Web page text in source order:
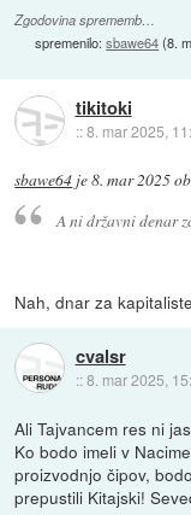
Zgodovina sprememb…
spremenilo:sbawe64(8.
tikitoki
::8. mar 2025,
sbawe64 je8. mar 2025
A ni državni denar
Nah, dnar za
cvalsr
::8. mar 2025,
Ali Tajvancem res ni
Ko bodo imeli v
proizvodnjo čipov,
prepustili Kitajski!